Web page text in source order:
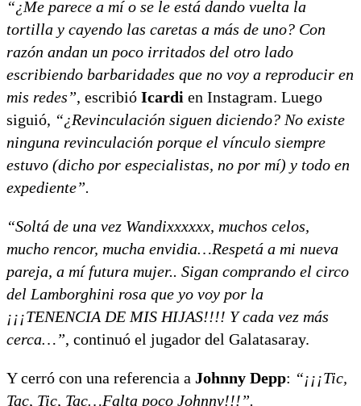
“¿Me parece a mí o se le está dando vuelta la
tortilla y cayendo las caretas a más de uno? Con
razón andan un poco irritados del otro lado
escribiendo barbaridades que no voy a reproducir en
mis redes”, escribió Icardi en Instagram. Luego
siguió, “¿Revinculación siguen diciendo? No existe
ninguna revinculación porque el vínculo siempre
estuvo (dicho por especialistas, no por mí) y todo en
expediente”.
“Soltá de una vez Wandixxxxxx, muchos celos,
mucho rencor, mucha envidia…Respetá a mi nueva
pareja, a mí futura mujer.. Sigan comprando el circo
del Lamborghini rosa que yo voy por la
¡¡¡TENENCIA DE MIS HIJAS!!!! Y cada vez más
cerca…”, continuó el jugador del Galatasaray.
Y cerró con una referencia a Johnny Depp: “¡¡¡Tic,
Tac, Tic, Tac…Falta poco Johnny!!!”.